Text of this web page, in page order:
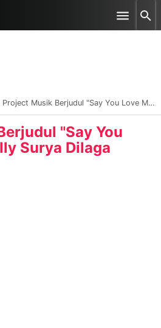
main content
Project Musik Berjudul "Say You Love Me" by Billy Surya Dilaga
"Say You
Surya Dilaga